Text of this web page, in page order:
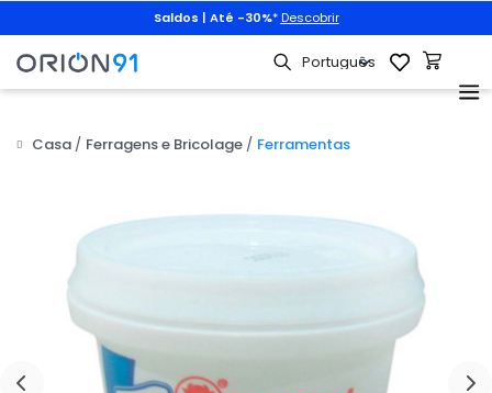
Saldos | Até -30%* Descobrir
Casa Ferragens e Bricolage Ferramentas